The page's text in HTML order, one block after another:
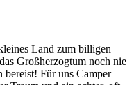
Land zum billigen
Großherzogtum noch nie
Für uns Camper